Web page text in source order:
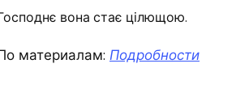
вона стає цілющою.
материалам: Подробности